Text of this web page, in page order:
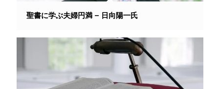
聖書に学ぶ夫婦円満 – 日向陽一氏